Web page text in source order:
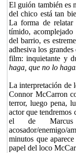
El guión también es
del chico está tan
La forma de relatar
tímido,
del barrio, es
adhesiva los
film: inquietante y
haga, que no lo
La interpretación de
Connor McCarron
terror, luego pena,
actor que tendremos
el de
acosador/enemigo/
minutos que
papel del loco